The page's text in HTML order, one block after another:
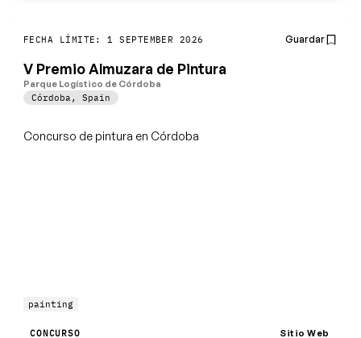
FECHA LÍMITE: 1 SEPTEMBER 2026 Guardar
V Premio Almuzara de Pintura
Parque Logístico de Córdoba
Córdoba , Spain
Concurso de pintura en Córdoba
painting
CONCURSO Sitio Web